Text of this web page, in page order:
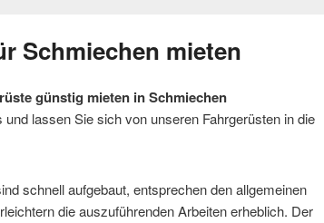
Schmiechen mieten
günstig mieten in Schmiechen
lassen Sie sich von unseren Fahrgerüsten in die
schnell aufgebaut, entsprechen den allgemeinen
die auszuführenden Arbeiten erheblich. Der